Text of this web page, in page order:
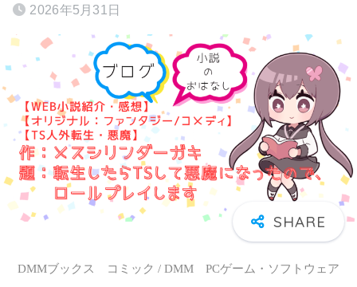
2026年5月31日
DMMブックス コミック / DMM PCゲーム・ソフトウェア